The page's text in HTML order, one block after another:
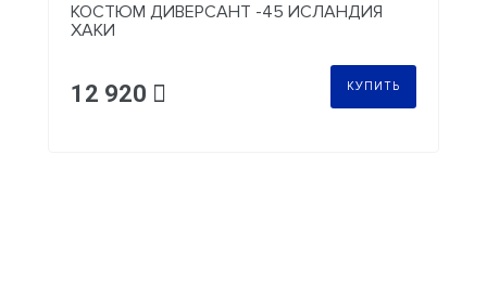
КОСТЮМ ДИВЕРСАНТ -45 ИСЛАНДИЯ
ХАКИ
12 920 КУПИТЬ